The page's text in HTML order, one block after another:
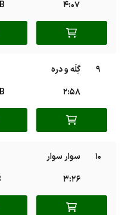
4:07
9
گِلَه و دره
2:58
10
سوار سوار
3:26